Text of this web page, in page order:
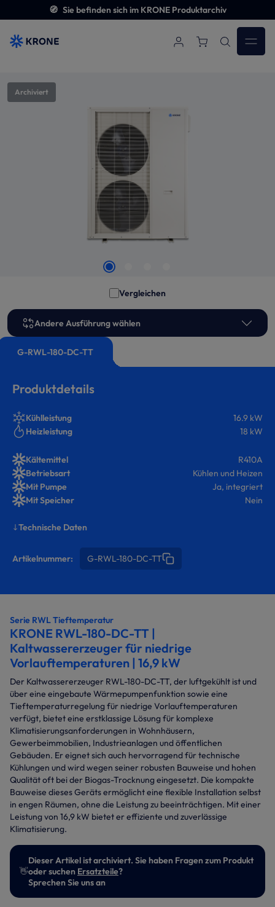
Zum Hauptinhalt springen
🧭 Sie befinden sich im KRONE Produktarchiv
Archiviert
Bildergalerie überspringen
Vergleichen
G-RWL-180-DC-TT
Andere Ausführung wählen
Produktdetails
Kühlleistung
16.9 kW
Heizleistung
18 kW
Kältemittel
R410A
Betriebsart
Kühlen und Heizen
Mit Pumpe
Ja, integriert
Mit Speicher
Nein
Technische Daten
Artikelnummer: G-RWL-180-DC-TT
Serie RWL Tieftemperatur
KRONE RWL-180-DC-TT |
Kaltwassererzeuger für niedrige
Vorlauftemperaturen | 16,9 kW
Der Kaltwassererzeuger RWL-180-DC-TT, der luftgekühlt ist und
über eine eingebaute Wärmepumpenfunktion sowie eine
Tieftemperaturregelung für niedrige Vorlauftemperaturen
verfügt, bietet eine erstklassige Lösung für komplexe
Klimatisierungsanforderungen in Wohnhäusern,
Gewerbeimmobilien, Industrieanlagen und öffentlichen
Gebäuden. Er eignet sich auch hervorragend für technische
Kühlungen und wird wegen seiner robusten Bauweise und hohen
Qualität oft bei der Biogas-Trocknung eingesetzt. Die kompakte
Bauweise dieses Geräts ermöglicht eine flexible Installation selbst
in engen Räumen, ohne die Leistung zu beeinträchtigen. Mit einer
Leistung von 16,9 kW bietet er effiziente und zuverlässige
Klimatisierung.
👋
Dieser Artikel ist archiviert. Sie haben Fragen zum Produkt
oder suchen Ersatzteile?
Sprechen Sie uns an